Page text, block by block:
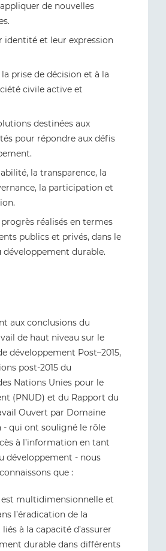
de nouvelles
identité et leur expression
prise de décision et à la
civile active et
destinées aux
pour répondre aux défis
la transparence, la
la participation et
réalisés en termes
publics et privés, dans le
développement durable.
aux conclusions du
de haut niveau sur le
développement Post–2015,
post-2015 du
Nations Unies pour le
(PNUD) et du Rapport du
Ouvert par Domaine
- qui ont souligné le rôle
à l’information en tant
développement - nous
que :
est multidimensionnelle et
l’éradication de la
à la capacité d’assurer
durable dans différents